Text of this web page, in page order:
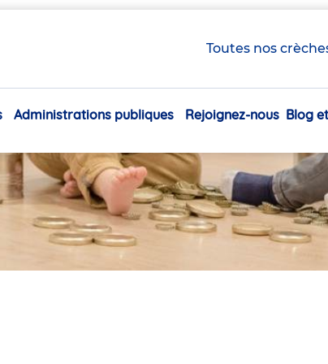
Toutes nos
Navigation
Administrations publiques Rejoignez-nous Blog